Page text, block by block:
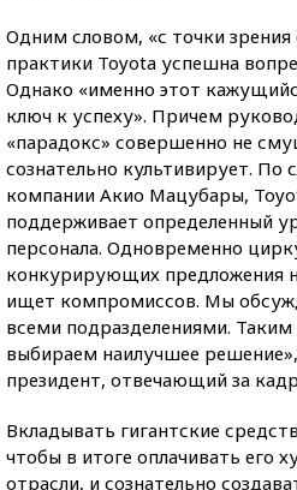
Одним словом, «с точки
практики Toyota успешна
Однако «именно этот
ключ к успеху». Причем
«парадокс» совершенно не
сознательно культивирует. По
компании Акио Мацубары,
поддерживает определенный
персонала. Одновременно
конкурирующих предложения
ищет компромиссов. Мы
всеми подразделениями.
выбираем наилучшее
президент, отвечающий за
Вкладывать гигантские
чтобы в итоге оплачивать его
отрасли, и сознательно